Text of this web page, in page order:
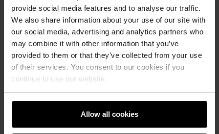
provide social media features and to analyse our traffic.
We also share information about your use of our site with
our social media, advertising and analytics partners who
may combine it with other information that you’ve
provided to them or that they’ve collected from your use
of their services. You consent to our cookies if you
continue to use our website.
Allow all cookies
Next